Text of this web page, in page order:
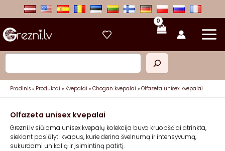
Paieška
Pradinis Produktai Kvepalai Chogan kvepalai Olfazeta unisex kvepalai
Olfazeta unisex kvepalai
Grezni.lv siūloma unisex kvepalų kolekcija buvo kruopščiai atrinkta,
siekiant pasiūlyti kvapus, kurie derina švelnumą ir intensyvumą,
sukurdami unikalią ir įsimintiną patirtį.